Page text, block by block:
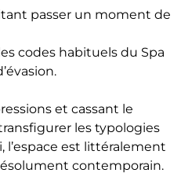
passer un moment de
codes habituels du Spa
et cassant le
les typologies
l’espace est littéralement
contemporain.